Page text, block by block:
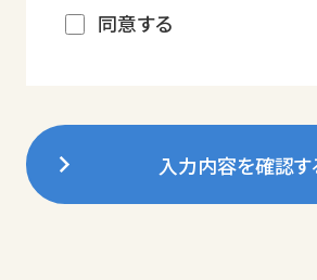
かつ公正な手段によって、
明確にした上で、その目的に
同意する
入力内容を確認す